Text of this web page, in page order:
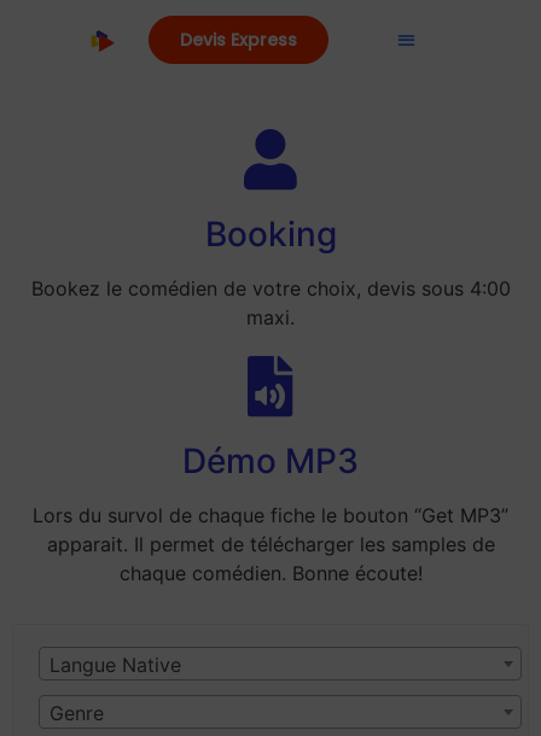
Devis Express
Booking
Bookez le comédien de votre choix, devis sous 4:00
maxi.
Démo MP3
Lors du survol de chaque fiche le bouton “Get MP3”
apparait. Il permet de télécharger les samples de
chaque comédien. Bonne écoute!
Langue Native
Genre